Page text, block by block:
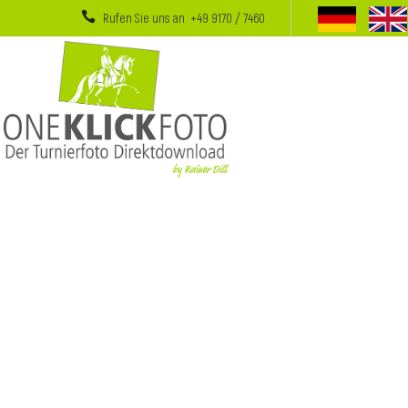
Rufen Sie uns an +49 9170 / 7460